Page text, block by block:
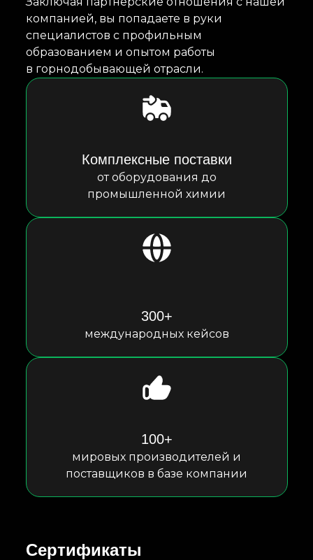
компанией, вы попадаете в руки
специалистов с профильным
образованием и опытом работы
в горнодобывающей отрасли.
Комплексные поставки
от оборудования до
промышленной химии
300+
международных кейсов
100+
мировых производителей и
поставщиков в базе компании
Сертификаты